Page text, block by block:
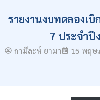
รายงานงบทดลองเบิ
7 ประจำปี
กามีละห์ ยามา 15 พฤษ